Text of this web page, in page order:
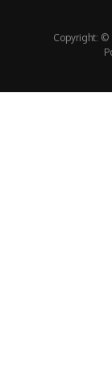
Copyright: ©